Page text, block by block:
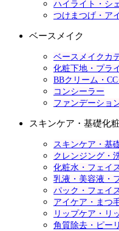
ハイライト・シ
つけまつげ・ア
ベースメイク
ベースメイクカ
化粧下地・プラ
BBクリーム・
コンシーラー
ファンデーショ
スキンケア・基礎化
スキンケア・基
クレンジング・
化粧水・フェイ
乳液・美容液・
パック・フェイ
アイケア・まつ
リップケア・リ
角質除去・ピー